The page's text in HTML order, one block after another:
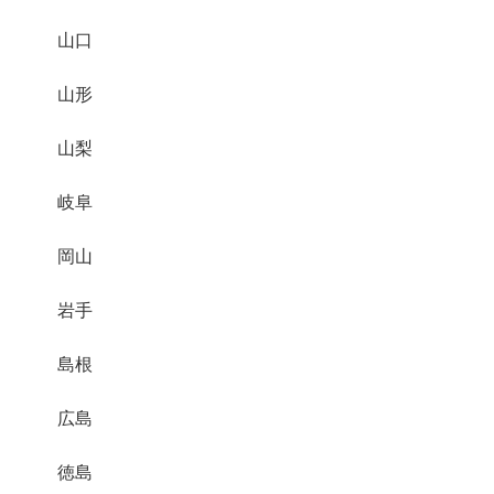
山口
山形
山梨
岐阜
岡山
岩手
島根
広島
徳島